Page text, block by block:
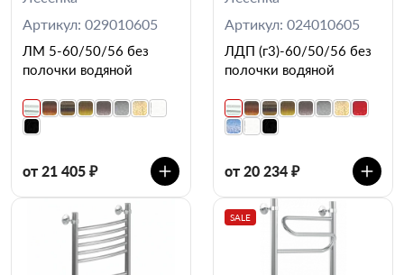
Артикул: 029010605
ЛМ 5-60/50/56 без
полочки водяной
от 21 405 ₽
Артикул: 024010605
ЛДП (г3)-60/50/56 без
полочки водяной
от 20 234 ₽
SALE